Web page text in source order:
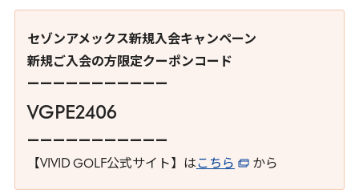
セゾンアメックス新規入会キャンペーン
新規ご入会の方限定クーポンコード
ーーーーーーーーーーー
VGPE2406
ーーーーーーーーーーー
【VIVID GOLF公式サイト】はこちら から